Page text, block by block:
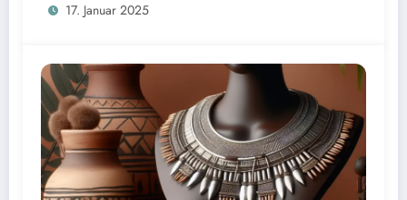
17. Januar 2025